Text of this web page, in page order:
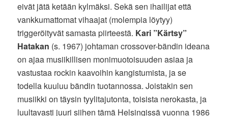
eivät jätä ketään kylmäksi. Sekä sen ihailijat että
vankkumattomat vihaajat (molempia löytyy)
triggeröityvät samasta piirteestä. Kari ”Kärtsy”
Hatakan (s. 1967) johtaman crossover-bändin ideana
on ajaa musiikillisen monimuotoisuuden asiaa ja
vastustaa rockin kaavoihin kangistumista, ja se
todella kuuluu bändin tuotannossa. Joistakin sen
musiikki on täysin tyylitajutonta, toisista nerokasta, ja
luultavasti juuri siihen tämä Helsingissä vuonna 1986